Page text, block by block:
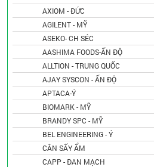
AXIOM - ĐỨC
AGILENT - MỸ
ASEKO- CH SÉC
AASHIMA FOODS-ẤN ĐỘ
ALLTION - TRUNG QUỐC
AJAY SYSCON - ẤN ĐỘ
APTACA-Ý
BIOMARK - MỸ
BRANDY SPC - MỸ
BEL ENGINEERING - Ý
CÂN SẤY ẨM
CAPP - ĐAN MẠCH